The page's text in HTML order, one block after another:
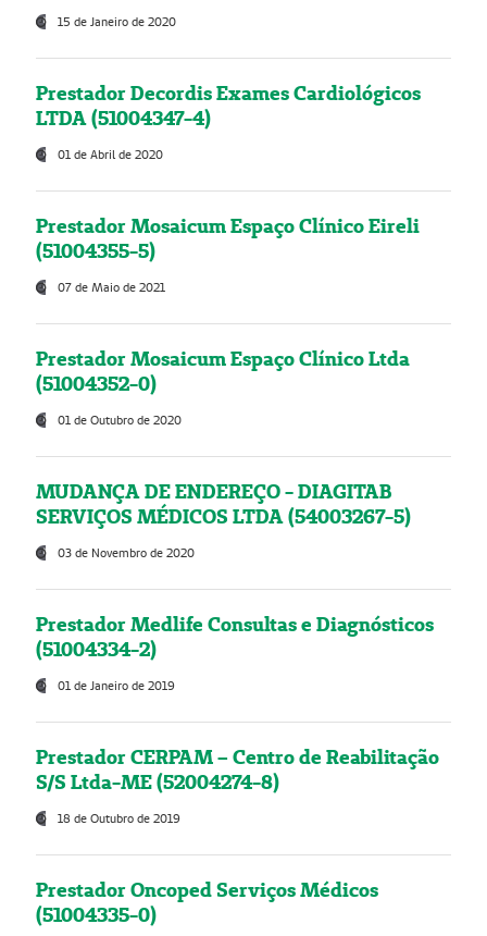
15 de Janeiro de 2020
Prestador Decordis Exames Cardiológicos
LTDA (51004347-4)
01 de Abril de 2020
Prestador Mosaicum Espaço Clínico Eireli
(51004355-5)
07 de Maio de 2021
Prestador Mosaicum Espaço Clínico Ltda
(51004352-0)
01 de Outubro de 2020
MUDANÇA DE ENDEREÇO - DIAGITAB
SERVIÇOS MÉDICOS LTDA (54003267-5)
03 de Novembro de 2020
Prestador Medlife Consultas e Diagnósticos
(51004334-2)
01 de Janeiro de 2019
Prestador CERPAM – Centro de Reabilitação
S/S Ltda-ME (52004274-8)
18 de Outubro de 2019
Prestador Oncoped Serviços Médicos
(51004335-0)